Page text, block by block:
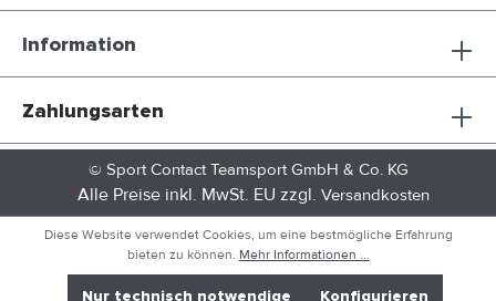
Information
Zahlungsarten
© Sport Contact Teamsport GmbH & Co. KG
*Alle Preise inkl. MwSt. EU zzgl. Versandkosten
Diese Website verwendet Cookies, um eine bestmögliche Erfahrung
bieten zu können. Mehr Informationen ...
Nur technisch notwendige Konfigurieren